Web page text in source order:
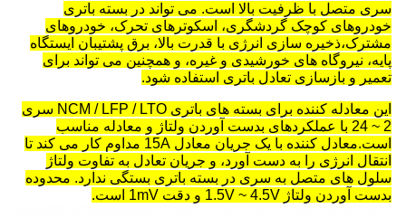
سری متصل با ظرفیت بالا است. می تواند در بسته باتری
خودروهای کوچک گردشگری، اسکوترهای تحرک، خودروهای
مشترک،ذخیره سازی انرژی با قدرت بالا، برق پشتیبان ایستگاه
پایه، نیروگاه های خورشیدی و غیره، و همچنین می تواند برای
تعمیر و بازسازی تعادل باتری استفاده شود.
این معادله کننده برای بسته های باتری NCM / LFP / LTO سری
2 ~ 24 با عملکردهای بدست آوردن ولتاژ و معادله مناسب
است.معادل کننده با یک جریان معادل 15A مداوم کار می کند تا
انتقال انرژی را به دست آورد، و جریان تعادل به تفاوت ولتاژ
سلول های متصل به سری در بسته باتری بستگی ندارد. محدوده
بدست آوردن ولتاژ 1.5V ~ 4.5V و دقت 1mV است.